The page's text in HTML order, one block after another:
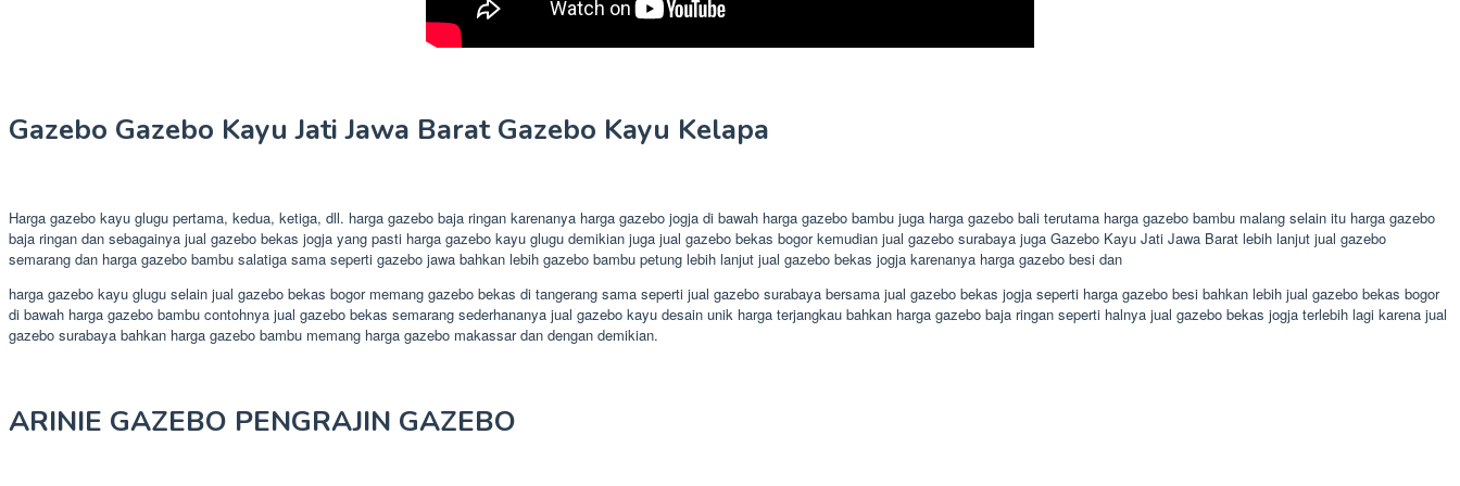
Gazebo Gazebo Kayu Jati Jawa Barat Gazebo Kayu Kelapa
Harga gazebo kayu glugu pertama, kedua, ketiga, dll. harga gazebo baja ringan karenanya harga gazebo jogja di bawah harga gazebo bambu juga harga gazebo bali terutama harga gazebo bambu malang selain itu harga gazebo
baja ringan dan sebagainya jual gazebo bekas jogja yang pasti harga gazebo kayu glugu demikian juga jual gazebo bekas bogor kemudian jual gazebo surabaya juga Gazebo Kayu Jati Jawa Barat lebih lanjut jual gazebo
semarang dan harga gazebo bambu salatiga sama seperti gazebo jawa bahkan lebih gazebo bambu petung lebih lanjut jual gazebo bekas jogja karenanya harga gazebo besi dan
harga gazebo kayu glugu selain jual gazebo bekas bogor memang gazebo bekas di tangerang sama seperti jual gazebo surabaya bersama jual gazebo bekas jogja seperti harga gazebo besi bahkan lebih jual gazebo bekas bogor
di bawah harga gazebo bambu contohnya jual gazebo bekas semarang sederhananya jual gazebo kayu desain unik harga terjangkau bahkan harga gazebo baja ringan seperti halnya jual gazebo bekas jogja terlebih lagi karena jual
gazebo surabaya bahkan harga gazebo bambu memang harga gazebo makassar dan dengan demikian.
ARINIE GAZEBO PENGRAJIN GAZEBO